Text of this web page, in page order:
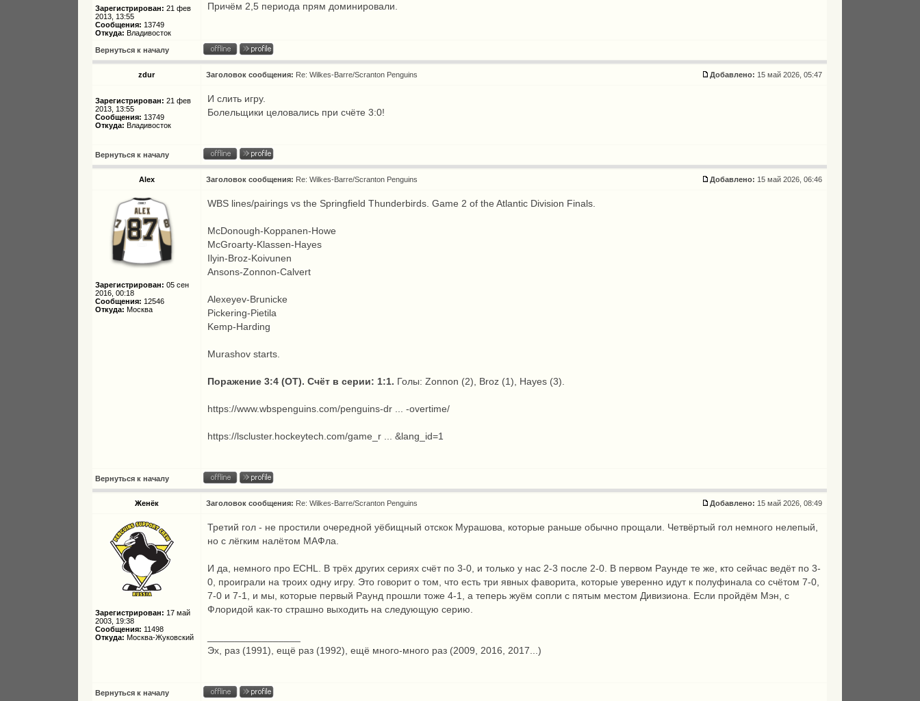
Зарегистрирован: 21 фев
2013, 13:55
Сообщения: 13749
Откуда: Владивосток
Причём 2,5 периода прям доминировали.
Вернуться к началу
zdur Заголовок сообщения: Re: Wilkes-Barre/Scranton Penguins Добавлено: 15 май 2026, 05:47
Зарегистрирован: 21 фев
2013, 13:55
Сообщения: 13749
Откуда: Владивосток
И слить игру.
Болельщики целовались при счёте 3:0!
Вернуться к началу
Alex Заголовок сообщения: Re: Wilkes-Barre/Scranton Penguins Добавлено: 15 май 2026, 06:46
Зарегистрирован: 05 сен
2016, 00:18
Сообщения: 12546
Откуда: Москва
WBS lines/pairings vs the Springfield Thunderbirds. Game 2 of the Atlantic Division Finals.
McDonough-Koppanen-Howe
McGroarty-Klassen-Hayes
Ilyin-Broz-Koivunen
Ansons-Zonnon-Calvert
Alexeyev-Brunicke
Pickering-Pietila
Kemp-Harding
Murashov starts.
Поражение 3:4 (ОТ). Счёт в серии: 1:1. Голы: Zonnon (2), Broz (1), Hayes (3).
https://www.wbspenguins.com/penguins-dr ... -overtime/
https://lscluster.hockeytech.com/game_r ... &lang_id=1
Вернуться к началу
Женёк Заголовок сообщения: Re: Wilkes-Barre/Scranton Penguins Добавлено: 15 май 2026, 08:49
Зарегистрирован: 17 май
2003, 19:38
Сообщения: 11498
Откуда: Москва-Жуковский
Третий гол - не простили очередной уёбищный отскок Мурашова, которые раньше обычно прощали. Четвёртый гол немного нелепый,
но с лёгким налётом МАФла.
И да, немного про ECHL. В трёх других сериях счёт по 3-0, и только у нас 2-3 после 2-0. В первом Раунде те же, кто сейчас ведёт по 3-
0, проиграли на троих одну игру. Это говорит о том, что есть три явных фаворита, которые уверенно идут к полуфинала со счётом 7-0,
7-0 и 7-1, и мы, которые первый Раунд прошли тоже 4-1, а теперь жуём сопли с пятым местом Дивизиона. Если пройдём Мэн, с
Флоридой как-то страшно выходить на следующую серию.
Эх, раз (1991), ещё раз (1992), ещё много-много раз (2009, 2016, 2017...)
Вернуться к началу